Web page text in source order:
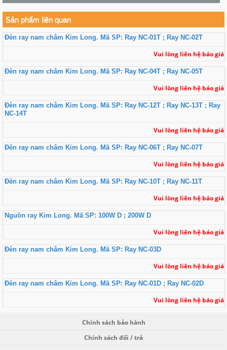
Sản phẩm liên quan
Đèn ray nam châm Kim Long. Mã SP: Ray NC-01T ; Ray NC-02T
Vui lòng liên hệ báo giá
Đèn ray nam châm Kim Long. Mã SP: Ray NC-04T ; Ray NC-05T
Vui lòng liên hệ báo giá
Đèn ray nam châm Kim Long. Mã SP: Ray NC-12T ; Ray NC-13T ; Ray
NC-14T
Vui lòng liên hệ báo giá
Đèn ray nam châm Kim Long. Mã SP: Ray NC-06T ; Ray NC-07T
Vui lòng liên hệ báo giá
Đèn ray nam châm Kim Long. Mã SP: Ray NC-10T ; Ray NC-11T
Vui lòng liên hệ báo giá
Nguồn ray Kim Long. Mã SP: 100W D ; 200W D
Vui lòng liên hệ báo giá
Đèn ray nam châm Kim Long. Mã SP: Ray NC-03D
Vui lòng liên hệ báo giá
Đèn ray nam châm Kim Long. Mã SP: Ray NC-01D ; Ray NC-02D
Vui lòng liên hệ báo giá
Chính sách bảo hành
Chính sách đổi / trả